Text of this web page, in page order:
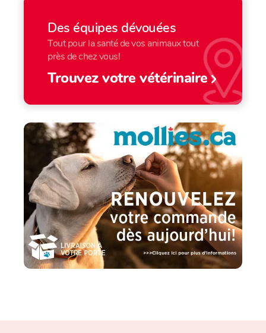
Des équipes dévouées
Tout pour la santé de vos animaux tout
près de chez vous!
Trouvez votre vétérinaire